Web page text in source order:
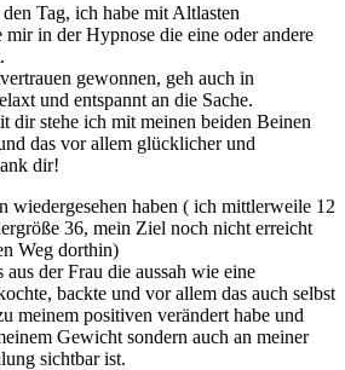
Tag, ich habe mit Altlasten
mir in der Hypnose die eine oder andere
gewonnen, geh auch in
und entspannt an die Sache.
dir stehe ich mit meinen beiden Beinen
das vor allem glücklicher und
dir!
wiedergesehen haben ( ich mittlerweile 12
36, mein Ziel noch nicht erreicht
Weg dorthin)
aus der Frau die aussah wie eine
backte und vor allem das auch selbst
meinem positiven verändert habe und
Gewicht sondern auch an meiner
sichtbar ist.